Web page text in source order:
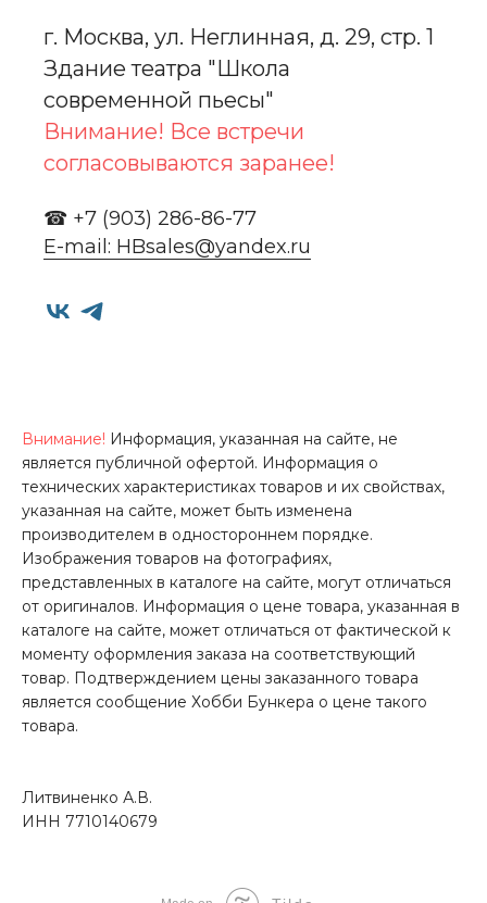
г. Москва, ул. Неглинная, д. 29, стр. 1
Здание театра "Школа
современной пьесы"
Внимание! Все встречи
согласовываются заранее!
☎ +7 (903) 286-86-77
E-mail: HBsales@yandex.ru
Внимание! Информация, указанная на сайте, не
является публичной офертой. Информация о
технических характеристиках товаров и их свойствах,
указанная на сайте, может быть изменена
производителем в одностороннем порядке.
Изображения товаров на фотографиях,
представленных в каталоге на сайте, могут отличаться
от оригиналов. Информация о цене товара, указанная в
каталоге на сайте, может отличаться от фактической к
моменту оформления заказа на соответствующий
товар. Подтверждением цены заказанного товара
является сообщение Хобби Бункера о цене такого
товара.
Литвиненко А.В.
ИНН 7710140679